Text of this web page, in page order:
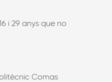
i 29 anys que no
Comas